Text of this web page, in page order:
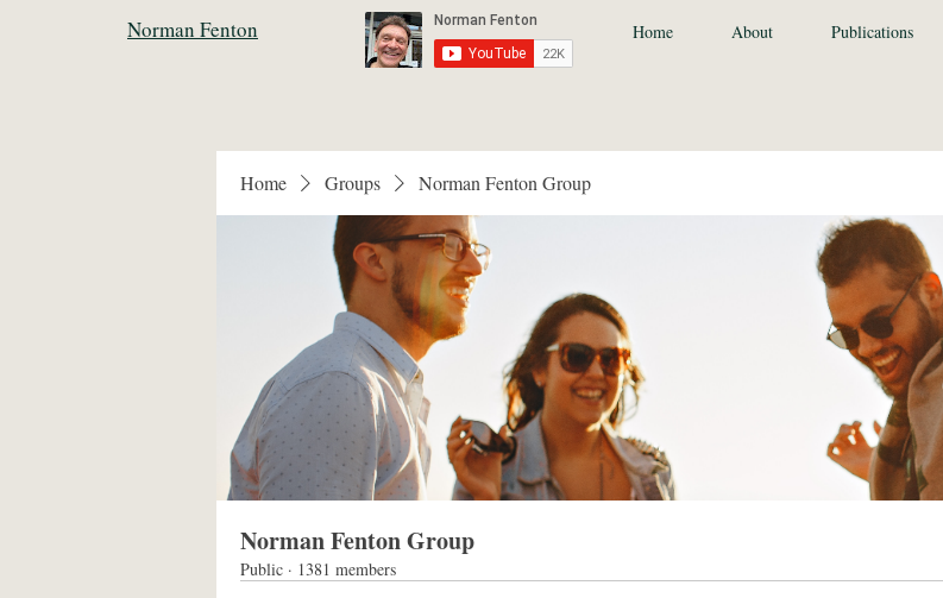
Norman Fenton Home About Publications
Home Groups Norman Fenton Group
Norman Fenton Group
Public · 1381 members